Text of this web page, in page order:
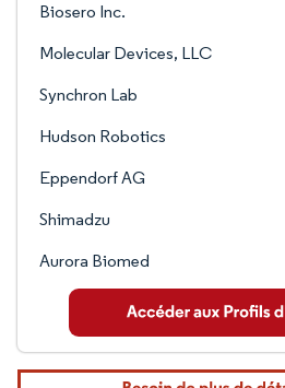
Biosero Inc.
Molecular Devices, LLC
Synchron Lab
Hudson Robotics
Eppendorf AG
Shimadzu
Aurora Biomed